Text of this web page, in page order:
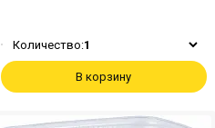
Количество:1
В корзину